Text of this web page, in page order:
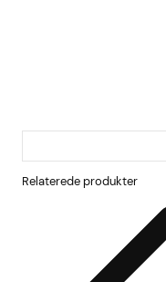
Relaterede produkter